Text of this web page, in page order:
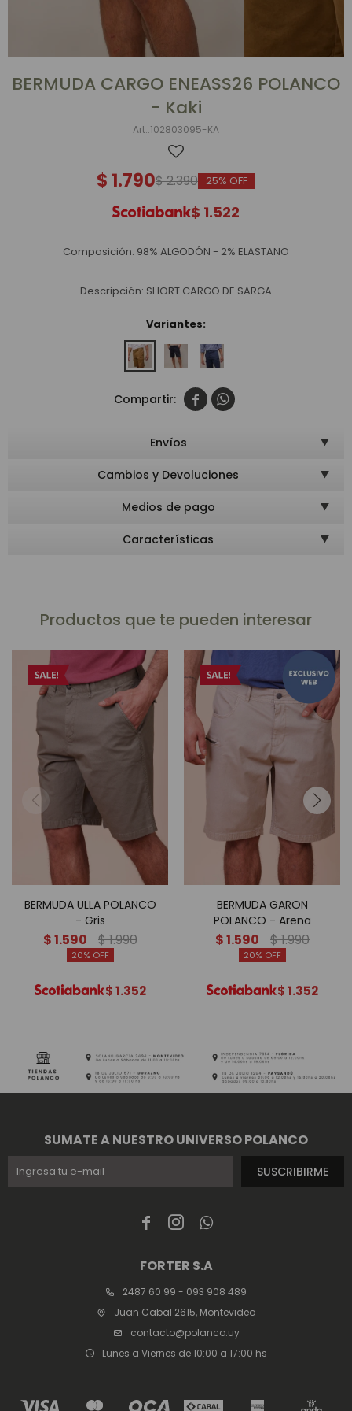
BERMUDA CARGO ENEASS26 POLANCO
- Kaki
102803095-KA
$ 1.790$2.390 25
$ 1.522
Composición: 98% ALGODÓN - 2% ELASTANO
Descripción: SHORT CARGO DE SARGA
Variantes:
 
Envíos
Cambios y Devoluciones
Medios de pago
Características
Productos que te pueden interesar
BERMUDA ULLA POLANCO
- Gris
$1.590 $1.990
20
$1.352
BERMUDA GARON
POLANCO - Arena
$1.590 $1.990
20
$1.352
  
FORTER S.A
2487 60 99 - 093 908 489
Juan Cabal 2615, Montevideo
contacto@polanco.uy
Lunes a Viernes de 10:00 a 17:00 hs
SUMATE A NUESTRO UNIVERSO POLANCO
SUSCRIBIRME